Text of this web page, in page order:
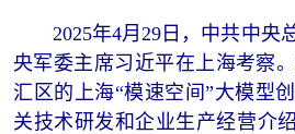
2025年4月29日，中共中央
央军委主席习近平在上海考察
汇区的上海“模速空间”大模型
关技术研发和企业生产经营介